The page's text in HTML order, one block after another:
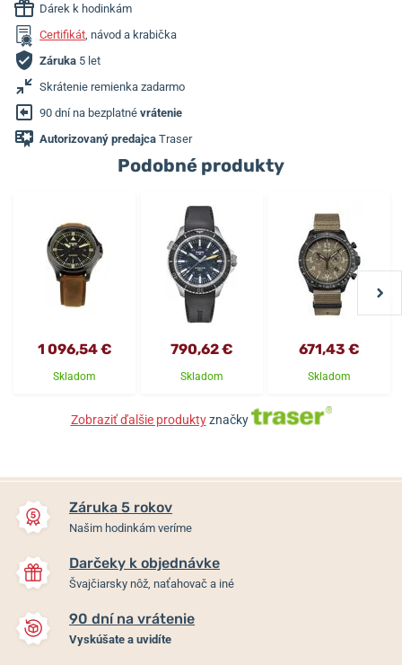
Dárek k hodinkám
Certifikát, návod a krabička
Záruka 5 let
Skrátenie remienka zadarmo
90 dní na bezplatné vrátenie
Autorizovaný predajca Traser
Podobné produkty
1 096,54 €
Skladom
790,62 €
Skladom
671,43 €
Skladom
Zobraziť ďalšie produktyznačky
Záruka 5 rokov
Našim hodinkám veríme
Darčeky k objednávke
Švajčiarsky nôž, naťahovač a iné
90 dní na vrátenie
Vyskúšate a uvidíte